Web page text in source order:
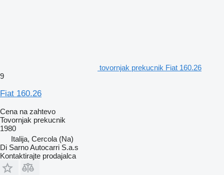
tovornjak prekucnik Fiat 160.26
9
Fiat 160.26
Cena na zahtevo
Tovornjak prekucnik
1980
Italija, Cercola (Na)
Di Sarno Autocarri S.a.s
Kontaktirajte prodajalca